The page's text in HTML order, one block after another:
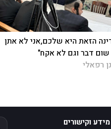
הזאת היא שלכם,אני לא אתן
דבר וגם לא אקח"
רפאלי
מידע וקישורים